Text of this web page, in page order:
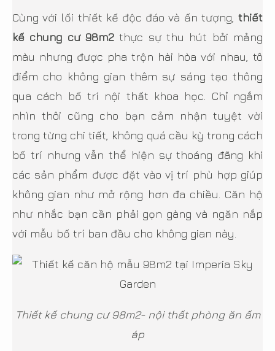
Cùng với lối thiết kế độc đáo và ấn tượng, thiết
kế chung cư 98m2 thực sự thu hút bởi mảng
màu nhưng được pha trộn hài hòa với nhau, tô
điểm cho không gian thêm sự sáng tạo thông
qua cách bố trí nội thất khoa học. Chỉ ngắm
nhìn thôi cũng cho bạn cảm nhận tuyệt vời
trong từng chi tiết, không quá cầu kỳ trong cách
bố trí nhưng vẫn thể hiện sự thoáng đãng khi
các sản phẩm được đặt vào vị trí phù hợp giúp
không gian như mở rộng hơn đa chiều. Căn hộ
như nhắc bạn cần phải gọn gàng và ngăn nắp
với mẫu bố trí ban đầu cho không gian này.
Thiết kế chung cư 98m2- nội thất phòng ăn ấm
áp